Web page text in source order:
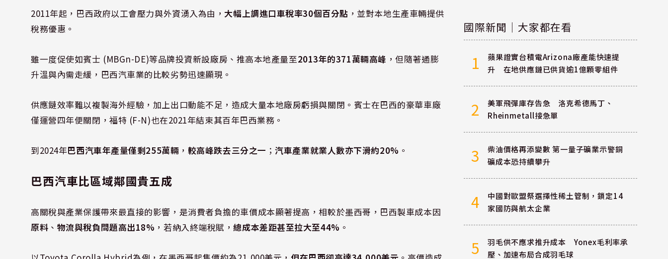
2011年起，巴西政府以工會壓力與外資湧入為由， 大幅上調進口車稅率30個百分點 ，並對本地生產車輛提供
稅務優惠。
雖一度促使如賓士 (MBGn-DE)等品牌投資新設廠房、推高本地產量至2013年的371萬輛高峰 ，但隨著通膨
升溫與內需走緩，巴西汽車業的比較劣勢迅速顯現。
供應鏈效率難以複製海外經驗，加上出口動能不足，造成大量本地廠房虧損與關閉。賓士在巴西的豪華車廠
僅運營四年便關閉，福特 (F-N)也在2021年結束其百年巴西業務。
到2024年巴西汽車年產量僅剩255萬輛 ， 較高峰跌去三分之一 ；汽車產業就業人數亦下滑約20% 。
巴西汽車比區域鄰國貴五成
高關稅與產業保護帶來最直接的影響，是消費者負擔的車價成本顯著提高，相較於墨西哥，巴西製車成本因
原料 、 物流與稅負問題高出18% ，若納入終端稅賦，總成本差距甚至拉大至44% 。
國際新聞｜大家都在看
1
蘋果證實台積電Arizona廠產能快速提
升 在地供應鏈已供貨逾1億顆零組件
2
美軍飛彈庫存告急 洛克希德馬丁、
Rheinmetall接急單
3
柴油價格再添變數 第一量子礦業示警銅
礦成本恐持續攀升
4
中國對歐盟祭選擇性稀土管制，鎖定14
家國防與航太企業
5
羽毛供不應求推升成本 Yonex毛利率承
壓、加速布局合成羽毛球